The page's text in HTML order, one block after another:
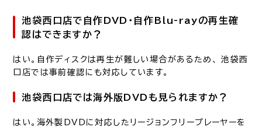
池袋西口店で自作DVD・自作Blu-rayの再生確
認はできますか？
はい。自作ディスクは再生が難しい場合があるため、 池袋西
口店では事前確認にも対応しています。
池袋西口店では海外版DVDも見られますか？
はい。海外製DVDに対応したリージョンフリープレーヤーを